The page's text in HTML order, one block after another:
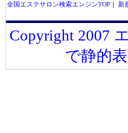
全国エステサロン検索エンジンTOP｜ 新
Copyright 2007
で静的